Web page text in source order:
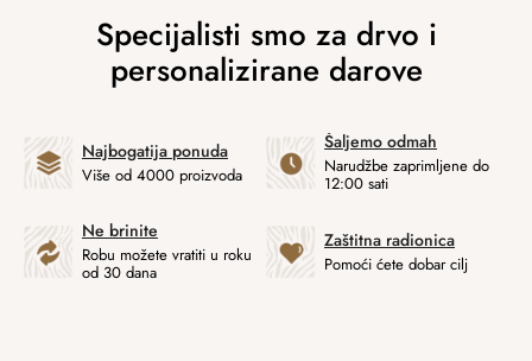
Najbogatija ponuda
Više od 4000 proizvoda
Šaljemo odmah
Narudžbe zaprimljene do
12:00 sati
Ne brinite
Robu možete vratiti u roku
od 30 dana
Zaštitna radionica
Pomoći ćete dobar cilj